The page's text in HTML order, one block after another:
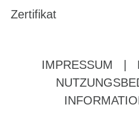
Zertifikat
IMPRESSUM